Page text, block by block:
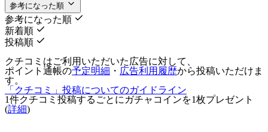
参考になった順
参考になった順
新着順
投稿順
クチコミはご利用いただいた広告に対して、
ポイント通帳の予定明細 ・ 広告利用履歴から投稿いただけま
す。
「クチコミ」投稿についてのガイドライン
1件クチコミ投稿するごとに ガチャコインを1枚プレゼント
(詳細)